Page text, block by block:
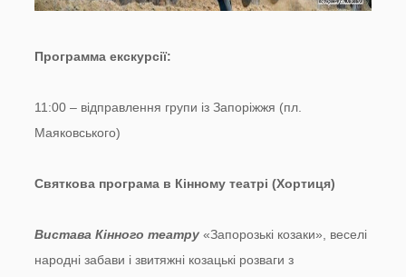
Программа екскурсії:
11:00 – відправлення групи із Запоріжжя (пл.
Маяковського)
Святкова програма в Кінному театрі (Хортиця)
Вистава Кінного театру«Запорозькі козаки», веселі
народні забави і звитяжні козацькі розваги з